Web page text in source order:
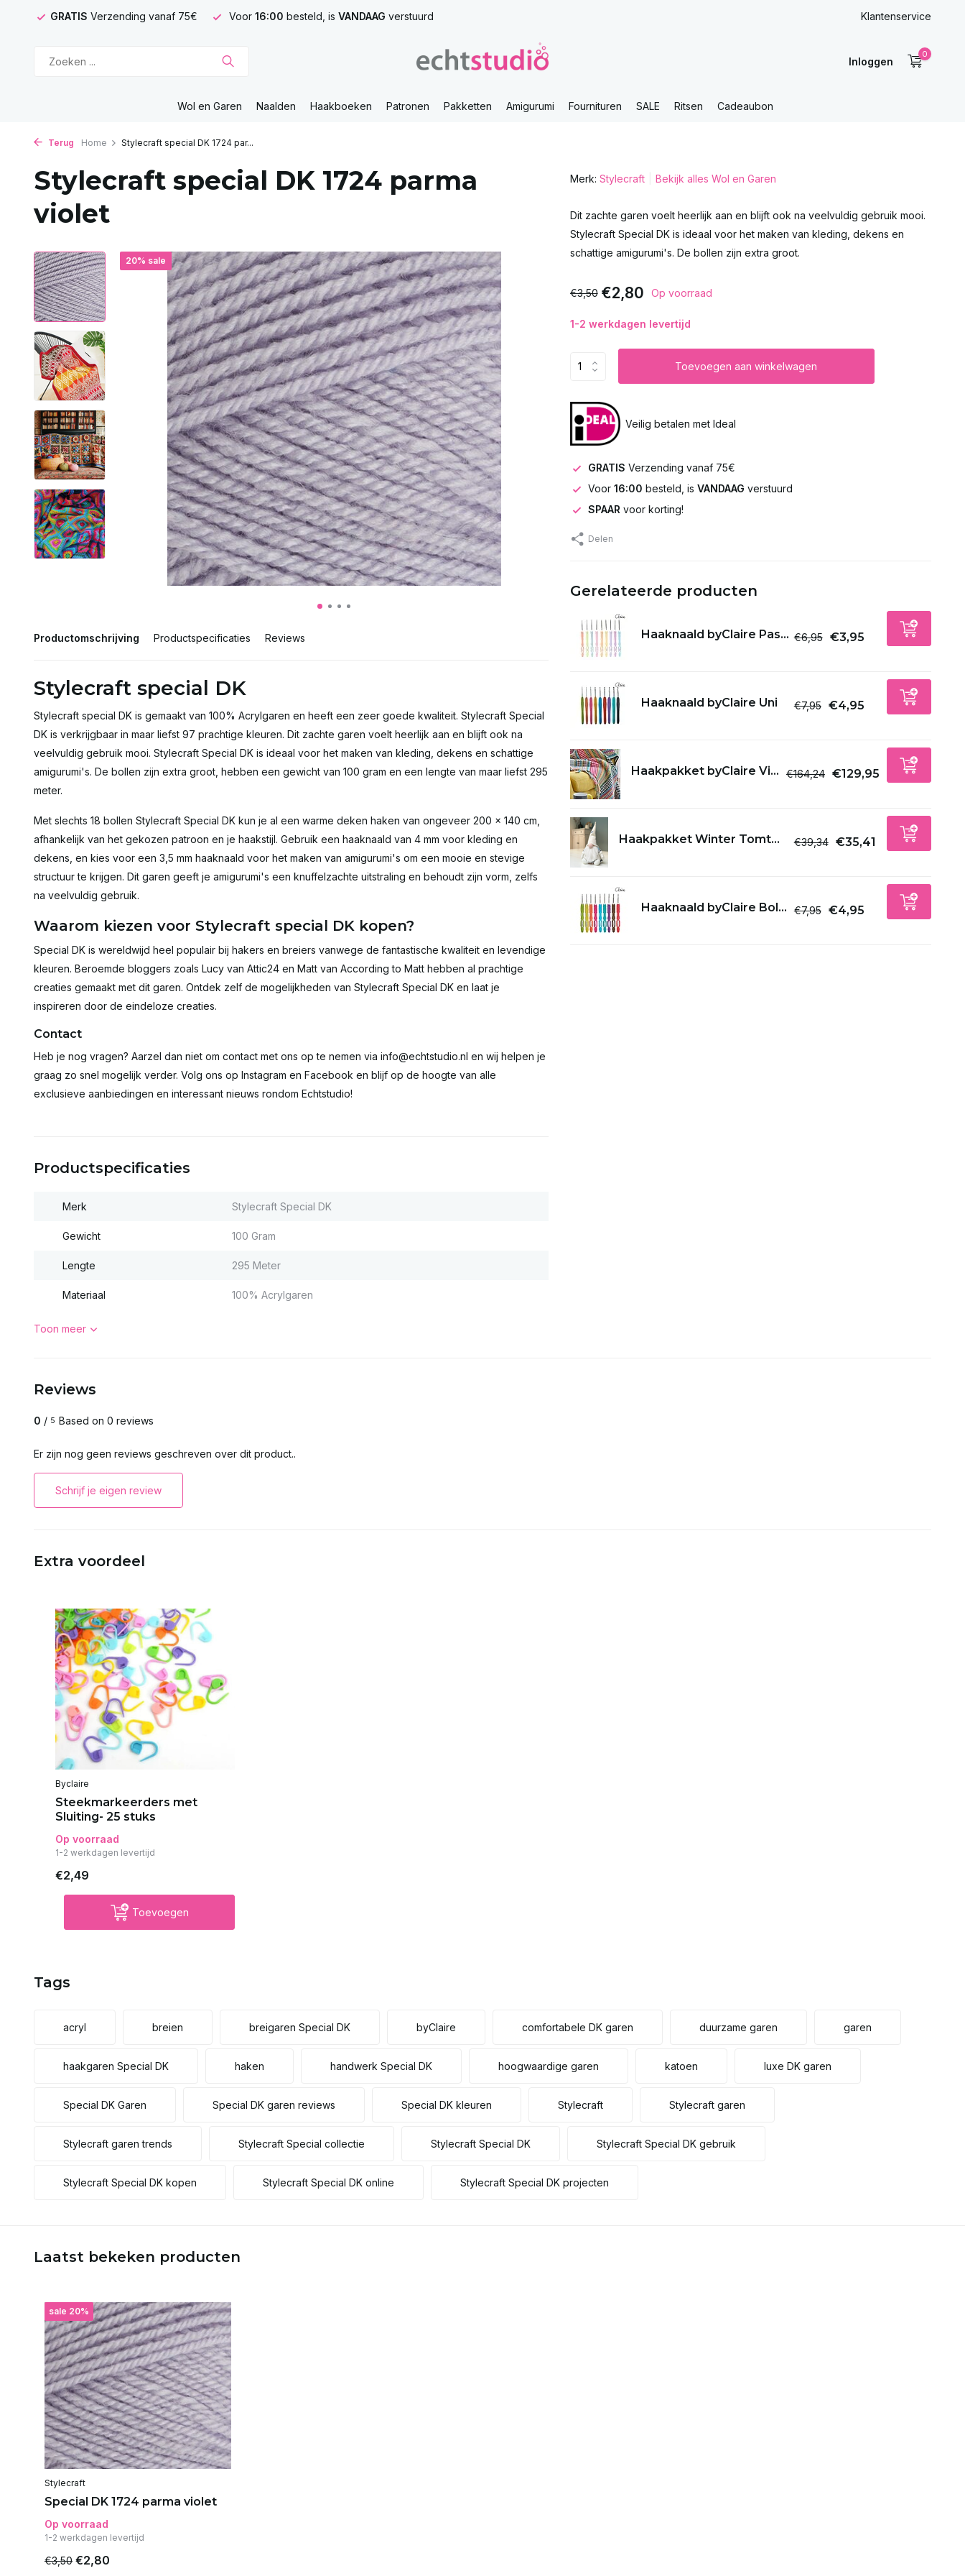
GRATIS Verzending vanaf 75€ Voor 16:00 besteld, is VANDAAG verstuurd Klantenservice
Inloggen
0
Wol en Garen Naalden Haakboeken Patronen Pakketten Amigurumi Fournituren SALE Ritsen Cadeaubon
Terug Home Stylecraft special DK 1724 par...
Stylecraft special DK 1724 parma
violet
20% sale
Productomschrijving Productspecificaties Reviews
Stylecraft special DK
Stylecraft special DK is gemaakt van 100% Acrylgaren en heeft een zeer goede kwaliteit. Stylecraft Special
DK is verkrijgbaar in maar liefst 97 prachtige kleuren. Dit zachte garen voelt heerlijk aan en blijft ook na
veelvuldig gebruik mooi. Stylecraft Special DK is ideaal voor het maken van kleding, dekens en schattige
amigurumi's. De bollen zijn extra groot, hebben een gewicht van 100 gram en een lengte van maar liefst 295
meter.
Met slechts 18 bollen Stylecraft Special DK kun je al een warme deken haken van ongeveer 200 x 140 cm,
afhankelijk van het gekozen patroon en je haakstijl. Gebruik een haaknaald van 4 mm voor kleding en
dekens, en kies voor een 3,5 mm haaknaald voor het maken van amigurumi's om een mooie en stevige
structuur te krijgen. Dit garen geeft je amigurumi's een knuffelzachte uitstraling en behoudt zijn vorm, zelfs
na veelvuldig gebruik.
Waarom kiezen voor Stylecraft special DK kopen?
Special DK is wereldwijd heel populair bij hakers en breiers vanwege de fantastische kwaliteit en levendige
kleuren. Beroemde bloggers zoals Lucy van Attic24 en Matt van According to Matt hebben al prachtige
creaties gemaakt met dit garen. Ontdek zelf de mogelijkheden van Stylecraft Special DK en laat je
inspireren door de eindeloze creaties.
Contact
Heb je nog vragen? Aarzel dan niet om contact met ons op te nemen via info@echtstudio.nl en wij helpen je
graag zo snel mogelijk verder. Volg ons op Instagram en Facebook en blijf op de hoogte van alle
exclusieve aanbiedingen en interessant nieuws rondom Echtstudio!
Productspecificaties
Merk Stylecraft Special DK
Gewicht 100 Gram
Lengte 295 Meter
Materiaal 100% Acrylgaren
Toon meer
Merk: Stylecraft Bekijk alles Wol en Garen
Dit zachte garen voelt heerlijk aan en blijft ook na veelvuldig gebruik mooi.
Stylecraft Special DK is ideaal voor het maken van kleding, dekens en
schattige amigurumi's. De bollen zijn extra groot.
€3,50 €2,80 Op voorraad
1-2 werkdagen levertijd
Toevoegen aan winkelwagen
Veilig betalen met Ideal
GRATIS Verzending vanaf 75€
Voor 16:00 besteld, is VANDAAG verstuurd
SPAAR voor korting!
Delen
Gerelateerde producten
Haaknaald byClaire Pas... €6,95 €3,95
Haaknaald byClaire Uni €7,95 €4,95
Haakpakket byClaire Vi... €164,24 €129,95
Haakpakket Winter Tomt... €39,34 €35,41
Haaknaald byClaire Bol... €7,95 €4,95
Reviews
0 / 5 Based on 0 reviews
Er zijn nog geen reviews geschreven over dit product..
Schrijf je eigen review
Extra voordeel
Byclaire
Steekmarkeerders met
Sluiting- 25 stuks
Op voorraad
1-2 werkdagen levertijd
€2,49
Toevoegen
Tags
acryl breien breigaren Special DK byClaire comfortabele DK garen duurzame garen garen
haakgaren Special DK haken handwerk Special DK hoogwaardige garen katoen luxe DK garen
Special DK Garen Special DK garen reviews Special DK kleuren Stylecraft Stylecraft garen
Stylecraft garen trends Stylecraft Special collectie Stylecraft Special DK Stylecraft Special DK gebruik
Stylecraft Special DK kopen Stylecraft Special DK online Stylecraft Special DK projecten
Laatst bekeken producten
sale 20%
Stylecraft
Special DK 1724 parma violet
Op voorraad
1-2 werkdagen levertijd
€3,50 €2,80